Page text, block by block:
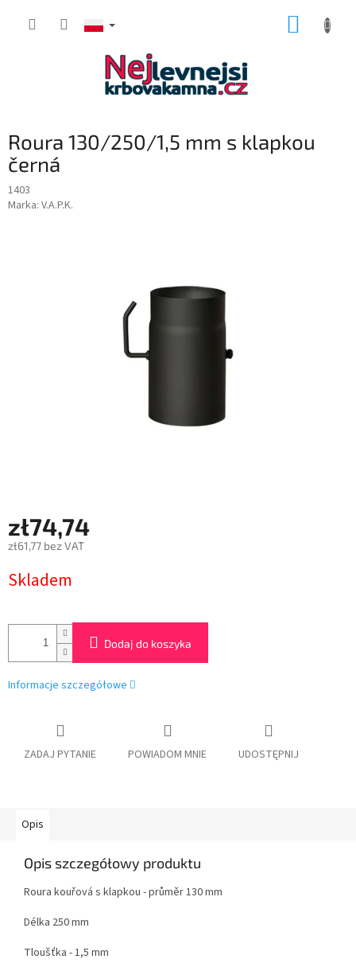
Roura 130/250/1,5 mm s klapkou
černá
1403
Marka: V.A.P.K.
zł74,74
zł61,77 bez VAT
jednostkowa:
Skladem
Dodaj do koszyka
Informacje szczegółowe
ZADAJ PYTANIE POWIADOM MNIE UDOSTĘPNIJ
Opis
Opis szczegółowy produktu
Roura kouřová s klapkou - průměr 130 mm
Délka 250 mm
Tloušťka - 1,5 mm